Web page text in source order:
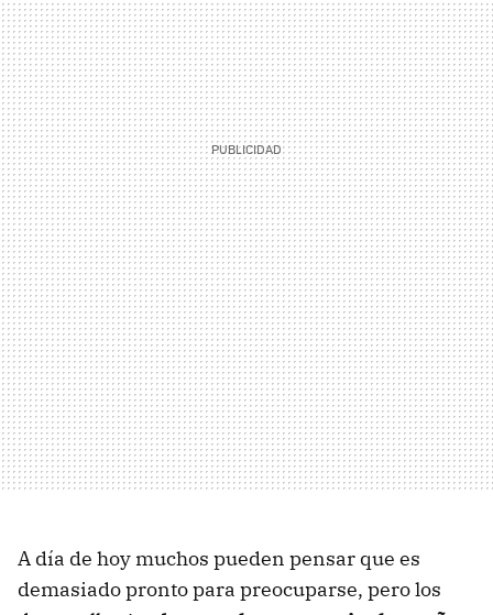
A día de hoy muchos pueden pensar que es
demasiado pronto para preocuparse, pero los